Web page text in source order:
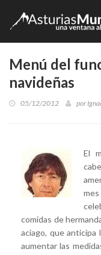
Menú del
navideñas
05/12/2012 por
El
comidas de
aciago, que anticipa
aumentar las